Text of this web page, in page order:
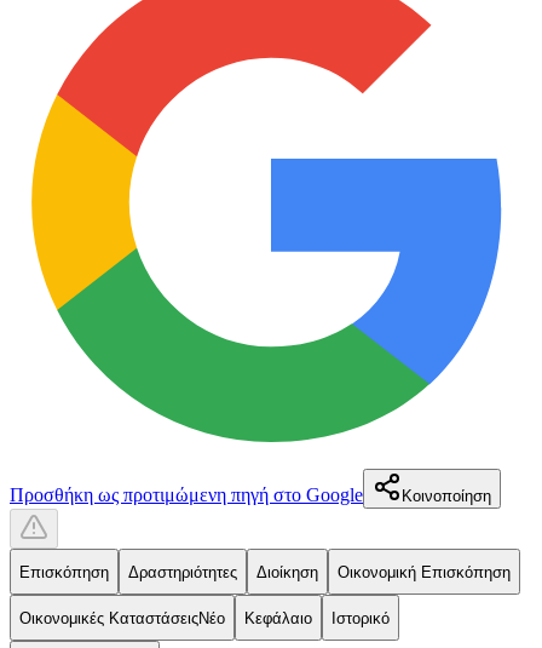
Προσθήκη ως προτιμώμενη πηγή στο Google Κοινοποίηση
Επισκόπηση Δραστηριότητες Διοίκηση Οικονομική Επισκόπηση
Οικονομικές ΚαταστάσειςΝέο Κεφάλαιο Ιστορικό